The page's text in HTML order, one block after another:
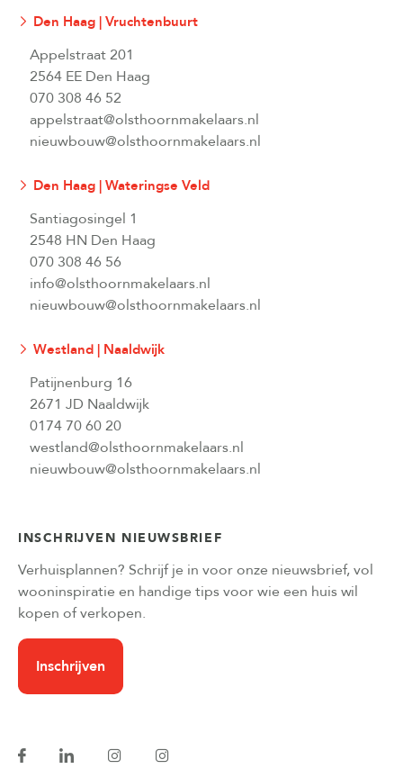
Den Haag | Vruchtenbuurt
Appelstraat 201
2564 EE Den Haag
070 308 46 52
appelstraat@olsthoornmakelaars.nl
nieuwbouw@olsthoornmakelaars.nl
Den Haag | Wateringse Veld
Santiagosingel 1
2548 HN Den Haag
070 308 46 56
info@olsthoornmakelaars.nl
nieuwbouw@olsthoornmakelaars.nl
Westland | Naaldwijk
Patijnenburg 16
2671 JD Naaldwijk
0174 70 60 20
westland@olsthoornmakelaars.nl
nieuwbouw@olsthoornmakelaars.nl
INSCHRIJVEN NIEUWSBRIEF
Verhuisplannen? Schrijf je in voor onze nieuwsbrief, vol
wooninspiratie en handige tips voor wie een huis wil
kopen of verkopen.
Inschrijven